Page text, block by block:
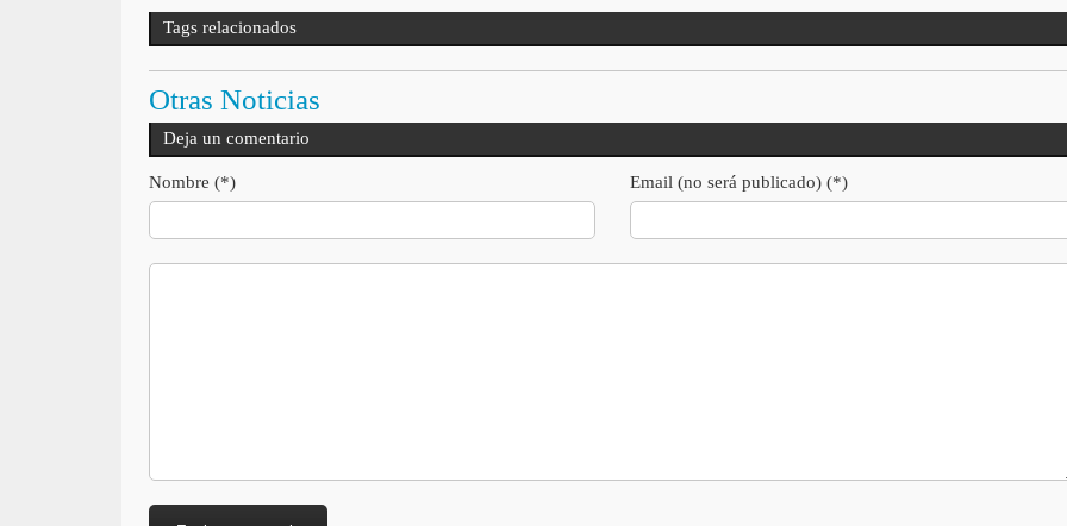
Tags relacionados
Otras Noticias
Deja un comentario
Nombre (*) Email (no será publicado) (*)